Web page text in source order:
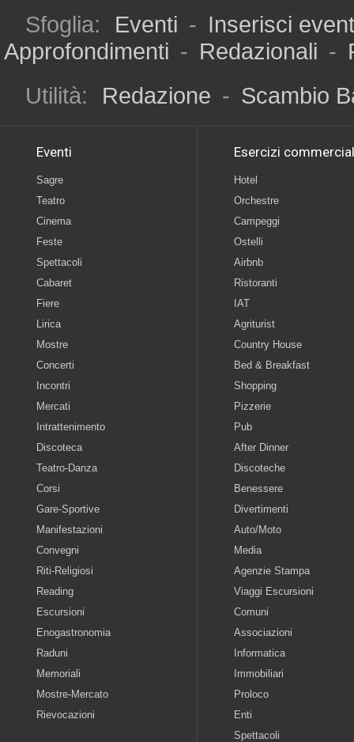
Sfoglia: Eventi - Inserisci
Approfondimenti - Redazionali -
Utilità:
Redazione - Scambio
Eventi
Sagre
Teatro
Cinema
Feste
Spettacoli
Cabaret
Fiere
Lirica
Mostre
Concerti
Incontri
Mercati
Intrattenimento
Discoteca
Teatro-Danza
Corsi
Gare-Sportive
Manifestazioni
Convegni
Riti-Religiosi
Reading
Escursioni
Enogastronomia
Raduni
Memoriali
Mostre-Mercato
Rievocazioni
Esercizi
Hotel
Orchestre
Campeggi
Ostelli
Airbnb
Ristoranti
IAT
Agriturist
Country House
Bed & Breakfast
Shopping
Pizzerie
Pub
After Dinner
Discoteche
Benessere
Divertimenti
Auto/Moto
Media
Agenzie Stampa
Viaggi Escursioni
Comuni
Associazioni
Informatica
Immobiliari
Proloco
Enti
Spettacoli